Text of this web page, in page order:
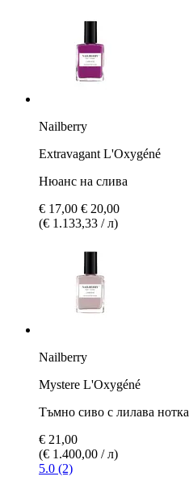
Nailberry
Extravagant L'Oxygéné
Нюанс на слива
€ 17,00 € 20,00
(€ 1.133,33 / л)
Nailberry
Mystere L'Oxygéné
Тъмно сиво с лилава нотка
€ 21,00
(€ 1.400,00 / л)
5.0 (2)